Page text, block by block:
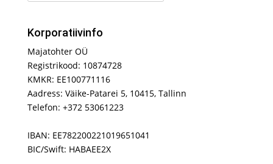
Korporatiivinfo
Majatohter OÜ
Registrikood: 10874728
KMKR: EE100771116
Aadress: Väike-Patarei 5, 10415, Tallinn
Telefon: +372 53061223
IBAN: EE782200221019651041
BIC/Swift: HABAEE2X